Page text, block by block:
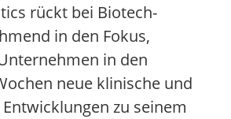
rückt bei Biotech-
in den Fokus,
in den
neue klinische und
zu seinem